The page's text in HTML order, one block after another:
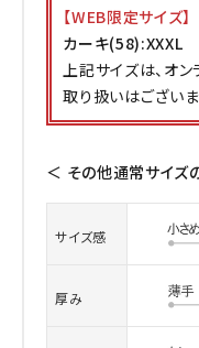
【WEB限定サイズ】
カーキ(58):XXXL
上記サイズは、オ
取り扱いはござい
＜ その他通常サイズ
サイズ感
厚み